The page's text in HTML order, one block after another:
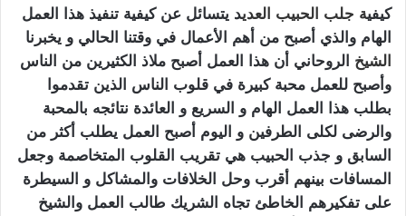
كيفية جلب الحبيب العديد يتسائل عن كيفية تنفيذ هذا العمل
الهام والذي أصبح من أهم الأعمال في وقتنا الحالي و يخبرنا
الشيخ الروحاني أن هذا العمل أصبح ملاذ الكثيرين من الناس
وأصبح للعمل محبة كبيرة في قلوب الناس الذين تقدموا
بطلب هذا العمل الهام و السريع و العائدة نتائجه بالمحبة
والرضى لكلى الطرفين و اليوم أصبح العمل يطلب أكثر من
السابق و جذب الحبيب هي تقريب القلوب المتخاصمة وجعل
المسافات بينهم أقرب وحل الخلافات والمشاكل و السيطرة
على تفكيرهم الخاطئ تجاه الشريك طالب العمل والشيخ